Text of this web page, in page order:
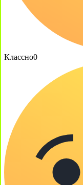
Классно0